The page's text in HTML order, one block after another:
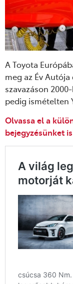
A Toyota
meg az Év
szavazáson
pedig ismételten
Olvassa el a
bejegyzésünket